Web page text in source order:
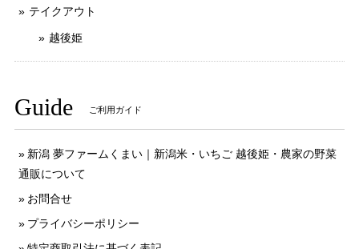
テイクアウト
越後姫
Guide ご利用ガイド
新潟 夢ファームくまい｜新潟米・いちご 越後姫・農家の野菜
通販について
お問合せ
プライバシーポリシー